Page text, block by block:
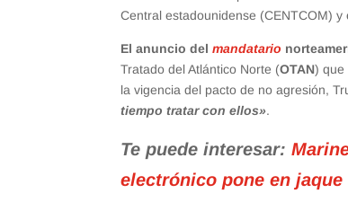
Central estadounidense (CENTCOM)
El anuncio delmandatario
Tratado del Atlántico Norte (OTAN) que
la vigencia del pacto de no agresión,
tiempo tratar con ellos».
Te puede interesar:
electrónico pone en